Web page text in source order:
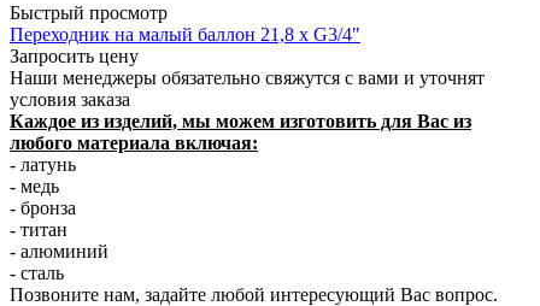
Быстрый просмотр
Переходник на малый баллон 21,8 х G3/4"
Запросить цену
Наши менеджеры обязательно свяжутся с вами и уточнят
условия заказа
Каждое из изделий, мы можем изготовить для Вас из
любого материала включая:
- латунь
- медь
- бронза
- титан
- алюминий
- сталь
Позвоните нам, задайте любой интересующий Вас вопрос.